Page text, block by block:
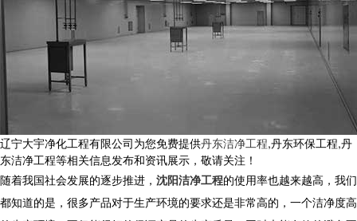
辽宁大宇净化工程有限公司为您免费提供丹东洁净工程,丹东环保工程,丹
东洁净工程等相关信息发布和资讯展示，敬请关注！
随着我国社会发展的逐步推进， 沈阳洁净工程的使用率也越来越高，我们
都知道的是，很多产品对于生产环境的要求还是非常高的，一个洁净度高